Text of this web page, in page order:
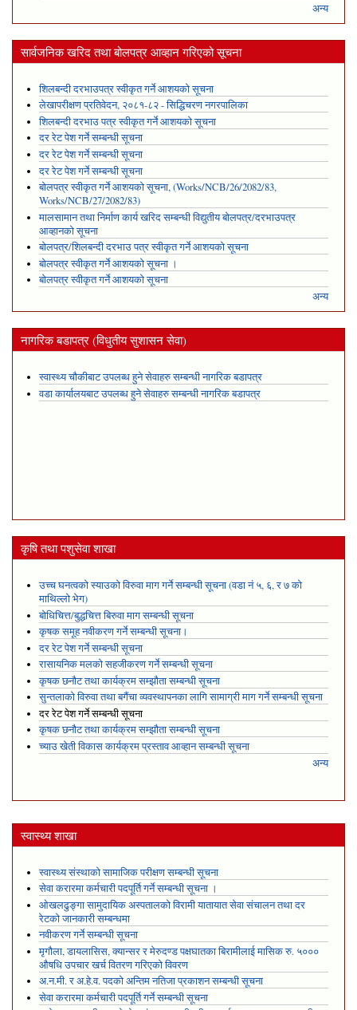
अन्य
सार्वजनिक खरिद तथा बोलपत्र आव्हान गरिएको सूचना
शिलबन्दी दरभाउपत्र स्वीकृत गर्ने आशयको सूचना
लेखापरीक्षण प्रतिवेदन, २०८१-८२ - सिद्धिचरण नगरपालिका
शिलबन्दी दरभाउ पत्र स्वीकृत गर्ने आशयको सूचना
दर रेट पेश गर्ने सम्बन्धी सूचना
दर रेट पेश गर्ने सम्बन्धी सूचना
दर रेट पेश गर्ने सम्बन्धी सूचना
बोलपत्र स्वीकृत गर्ने आशयको सूचना, (Works/NCB/26/2082/83,
Works/NCB/27/2082/83)
मालसामान तथा निर्माण कार्य खरिद सम्बन्धी विद्युतीय बोलपत्र/दरभाउपत्र
आव्हानको सूचना
बोलपत्र/शिलबन्दी दरभाउ पत्र स्वीकृत गर्ने आशयको सूचना
बोलपत्र स्वीकृत गर्ने आशयको सूचना ।
बोलपत्र स्वीकृत गर्ने आशयको सूचना
अन्य
नागरिक बडापत्र (विधुतीय सुशासन सेवा)
स्वास्थ्य चौकीबाट उपलब्ध हुने सेवाहरु सम्बन्धी नागरिक बडापत्र
वडा कार्यालयबाट उपलब्ध हुने सेवाहरु सम्बन्धी नागरिक बडापत्र
कृषि तथा पशुसेवा शाखा
उच्च घनत्वको स्याउको विरुवा माग गर्ने सम्बन्धी सूचना (वडा नं ५, ६, र ७ को
माथिल्लो भेग)
बोधिचित्त/बुद्धचित्त बिरुवा माग सम्बन्धी सूचना
कृषक समूह नवीकरण गर्ने सम्बन्धी सूचना।
दर रेट पेश गर्ने सम्बन्धी सूचना
रासायनिक मलको सहजीकरण गर्ने सम्बन्धी सूचना
कृषक छनौट तथा कार्यक्रम सम्झौता सम्बन्धी सूचना
सुन्तलाको विरुवा तथा बगैंचा व्यवस्थापनका लागि सामाग्री माग गर्ने सम्बन्धी सूचना
दर रेट पेश गर्ने सम्बन्धी सूचना
कृषक छनौट तथा कार्यक्रम सम्झौता सम्बन्धी सूचना
च्याउ खेती विकास कार्यक्रम प्रस्ताव आव्हान सम्बन्धी सूचना
अन्य
स्वास्थ्य शाखा
स्वास्थ्य संस्थाको सामाजिक परीक्षण सम्बन्धी सूचना
सेवा करारमा कर्मचारी पदपूर्ति गर्ने सम्बन्धी सूचना ।
ओखलढुङ्गा सामुदायिक अस्पतालको विरामी यातायात सेवा संचालन तथा दर
रेटको जानकारी सम्बन्धमा
नवीकरण गर्ने सम्बन्धी सूचना
मृगौला, डायलासिस, क्यान्सर र मेरुदण्ड पक्षघातका बिरामीलाई मासिक रु. ५०००
औषधि उपचार खर्च वितरण गरिएको विवरण
अ.न.मी. र अ.हे.व. पदको अन्तिम नतिजा प्रकाशन सम्बन्धी सूचना
सेवा करारमा कर्मचारी पदपूर्ति गर्ने सम्बन्धी सूचना